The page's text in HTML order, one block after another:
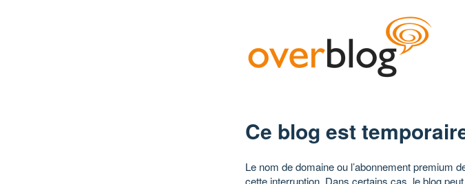
Ce blog est
Le nom de domaine ou l’abonnement premium
cette interruption. Dans certains cas, le blog